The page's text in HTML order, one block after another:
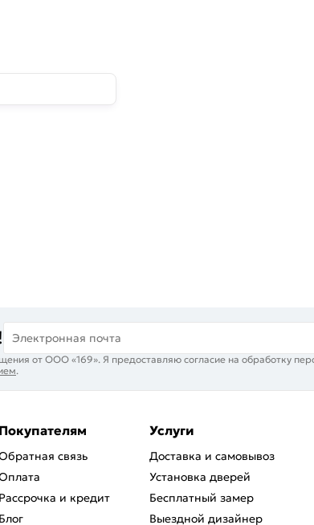
Электронная почта
от ООО «169». Я предоставляю согласие на обработку
.
Покупателям
связь
Рассрочка и кредит
Блог
Услуги
Доставка и самовывоз
Установка дверей
Бесплатный замер
Выездной дизайнер